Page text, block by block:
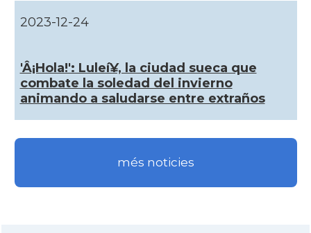
2023-12-24
'Â¡Hola!': Luleí¥, la ciudad sueca que
combate la soledad del invierno
animando a saludarse entre extraños
més noticies